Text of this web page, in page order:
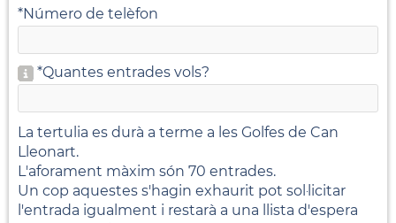
*Número de telèfon
*Quantes entrades vols?
La tertulia es durà a terme a les Golfes de Can
Lleonart.
L'aforament màxim són 70 entrades.
Un cop aquestes s'hagin exhaurit pot sol·licitar
l'entrada igualment i restarà a una llista d'espera